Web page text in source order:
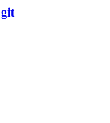
git